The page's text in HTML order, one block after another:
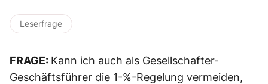
Leserfrage
FRAGE: Kann ich auch als Gesellschafter-
Geschäftsführer die 1-%-Regelung vermeiden,